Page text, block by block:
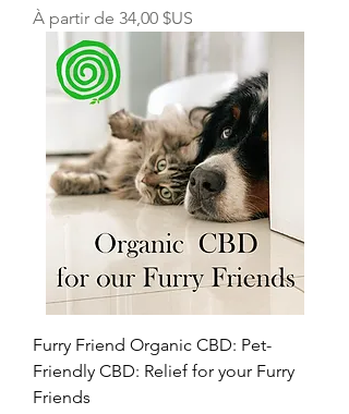
À partir de 34,00 $US
Prix promotionnel
Furry Friend Organic CBD: Pet-
Friendly CBD: Relief for your Furry
Friends